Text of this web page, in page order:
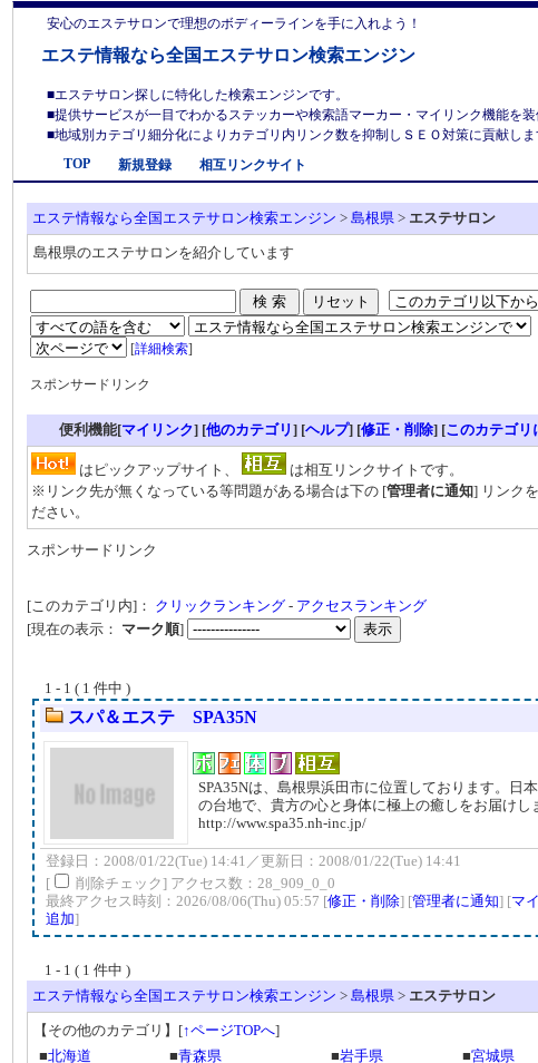
安心のエステサロンで理想のボディーラインを手に入れよう！
エステ情報なら全国エステサロン検索エンジン
■エステサロン探しに特化した検索エンジンです。
■提供サービスが一目でわかるステッカーや検索語マーカー・マイリンク機能を装
■地域別カテゴリ細分化によりカテゴリ内リンク数を抑制しＳＥＯ対策に貢献し
TOP
新規登録 相互リンクサイト
エステ情報なら全国エステサロン検索エンジン > 島根県 > エステサロン
島根県のエステサロンを紹介しています
[詳細検索]
スポンサードリンク
便利機能[マイリンク] [他のカテゴリ] [ヘルプ] [修正・削除] [このカテゴリ
はピックアップサイト、
は相互リンクサイトです。
※リンク先が無くなっている等問題がある場合は下の [管理者に通知] リンク
ださい。
スポンサードリンク
[このカテゴリ内]： クリックランキング - アクセスランキング
[現在の表示： マーク順]
1 - 1 ( 1 件中 )
スパ＆エステ SPA35N
SPA35Nは、島根県浜田市に位置しております。日
の台地で、貴方の心と身体に極上の癒しをお届けし
http://www.spa35.nh-inc.jp/
登録日：2008/01/22(Tue) 14:41／更新日：2008/01/22(Tue) 14:41
[
削除チェック] アクセス数：28_909_0_0
最終アクセス時刻：2026/08/06(Thu) 05:57 [修正・削除] [管理者に通知] [マ
追加]
1 - 1 ( 1 件中 )
エステ情報なら全国エステサロン検索エンジン > 島根県 > エステサロン
【その他のカテゴリ】 [↑ページTOPへ]
■北海道 ■青森県 ■岩手県 ■宮城県